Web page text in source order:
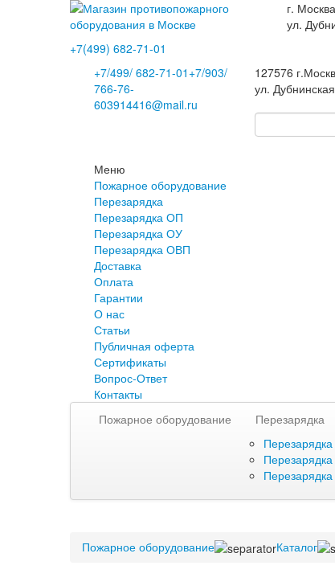
г.
ул.
+7(499) 682-71-01
+7/499/ 682-71-01 +7/903/
766-76-
603914416@mail.ru
127576
ул.
Меню
Пожарное оборудование
Перезарядка
Перезарядка ОП
Перезарядка ОУ
Перезарядка ОВП
Доставка
Оплата
Гарантии
О нас
Статьи
Публичная оферта
Сертификаты
Вопрос-Ответ
Контакты
Пожарное оборудование
Перезарядка
Пожарное оборудование Каталог